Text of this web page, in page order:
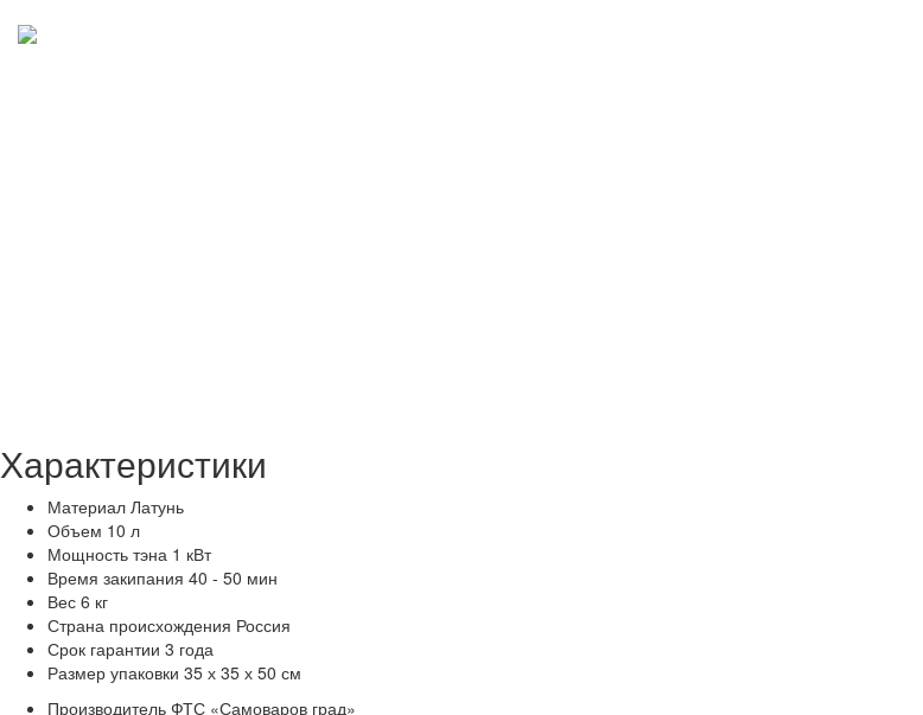
Характеристики
Материал Латунь
Объем 10 л
Мощность тэна 1 кВт
Время закипания 40 - 50 мин
Вес 6 кг
Страна происхождения Россия
Срок гарантии 3 года
Размер упаковки 35 х 35 х 50 см
Производитель ФТС «Самоваров град»